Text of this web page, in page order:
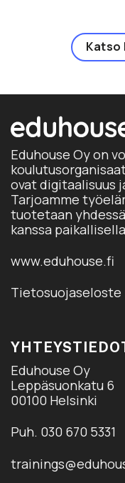
Katso
Eduhouse Oy on
ovat digitaalisuus
Tarjoamme
tuotetaan
kanssa
www.eduhouse.fi
Tietosuojaseloste
Eduhouse Oy
Leppäsuonkatu 6
00100 Helsinki
Puh. 030 670 5331